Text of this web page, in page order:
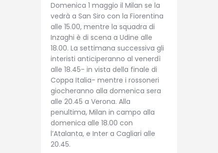
Domenica 1 maggio il Milan se la
vedrà a San Siro con la Fiorentina
alle 15.00, mentre la squadra di
Inzaghi è di scena a Udine alle
18.00. La settimana successiva gli
interisti anticiperanno al venerdì
alle 18.45- in vista della finale di
Coppa Italia- mentre i rossoneri
giocheranno alla domenica sera
alle 20.45 a Verona. Alla
penultima, Milan in campo alla
domenica alle 18.00 con
l’Atalanta, e Inter a Cagliari alle
20.45.